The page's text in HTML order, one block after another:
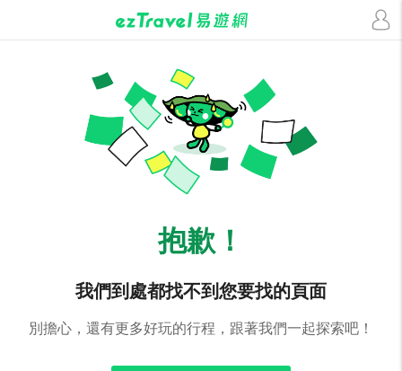
抱歉！
我們到處都找不到您要找的頁面
別擔心，還有更多好玩的行程，跟著我們一起探索吧！